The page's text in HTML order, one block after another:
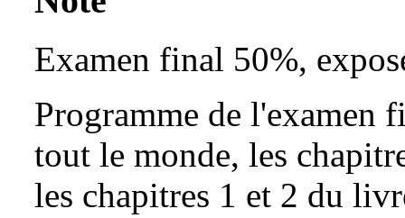
Examen final 50%,
Programme de l'examen
tout le monde, les
les chapitres 1 et 2 du